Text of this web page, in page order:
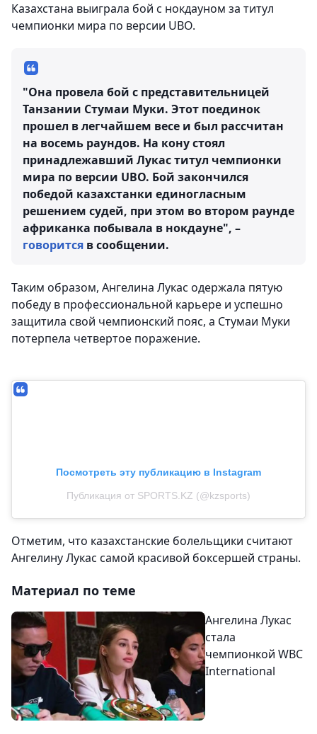
Казахстана выиграла бой с нокдауном за титул
чемпионки мира по версии UBO.
"Она провела бой с представительницей
Танзании Стумаи Муки. Этот поединок
прошел в легчайшем весе и был рассчитан
на восемь раундов. На кону стоял
принадлежавший Лукас титул чемпионки
мира по версии UBO. Бой закончился
победой казахстанки единогласным
решением судей, при этом во втором раунде
африканка побывала в нокдауне", –
говорится в сообщении.
Таким образом, Ангелина Лукас одержала пятую
победу в профессиональной карьере и успешно
защитила свой чемпионский пояс, а Стумаи Муки
потерпела четвертое поражение.
Посмотреть эту публикацию в Instagram
Публикация от SPORTS.KZ (@kzsports)
Отметим, что казахстанские болельщики считают
Ангелину Лукас самой красивой боксершей страны.
Материал по теме
Ангелина Лукас
стала
чемпионкой WBC
International